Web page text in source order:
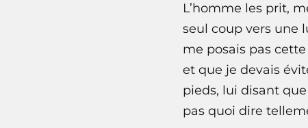
L’homme les prit,
seul coup vers une
me posais pas
et que je devais
pieds, lui disant
pas quoi dire